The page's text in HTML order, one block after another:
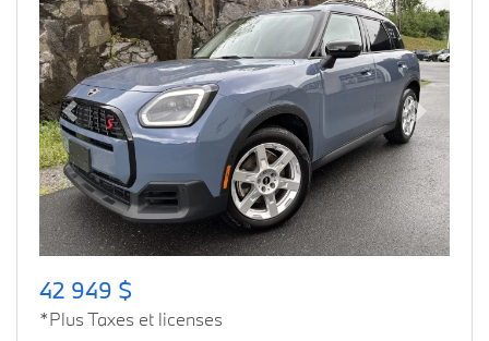
Previous Next
42 949 $
*Plus Taxes et licenses